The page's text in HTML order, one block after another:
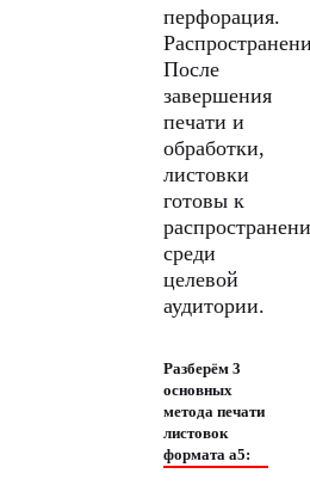
перфорация.
После
завершения
печати и
обработки,
листовки
готовы к
среди
целевой
аудитории.
Разберём 3
основных
метода печати
листовок
формата а5: